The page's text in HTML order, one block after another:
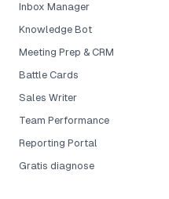
Inbox Manager
Knowledge Bot
Meeting Prep & CRM
Battle Cards
Sales Writer
Team Performance
Reporting Portal
Gratis diagnose